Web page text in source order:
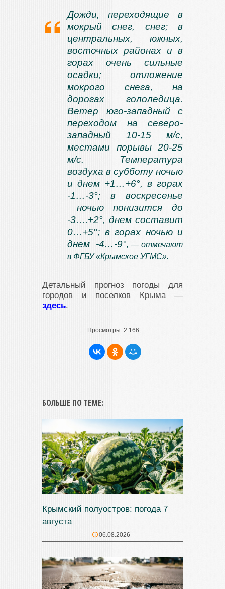
Дожди, переходящие в
мокрый снег, снег; в
центральных, южных,
восточных районах и в
горах очень сильные
осадки; отложение
мокрого снега, на
дорогах гололедица.
Ветер юго-западный с
переходом на северо-
западный 10-15 м/с,
местами порывы 20-25
м/с. Температура
воздуха в субботу ночью
и днем +1…+6°, в горах
-1…-3°; в воскресенье
ночью понизится до
-3….+2°, днем составит
0…+5°; в горах ночью и
днем -4…-9°, — отмечают
в ФГБУ«Крымское УГМС».
Детальный прогноз погоды для
городов и поселков Крыма —
здесь.
Просмотры: 2 166
БОЛЬШЕ ПО ТЕМЕ:
Крымский полуостров: погода 7
августа
06.08.2026